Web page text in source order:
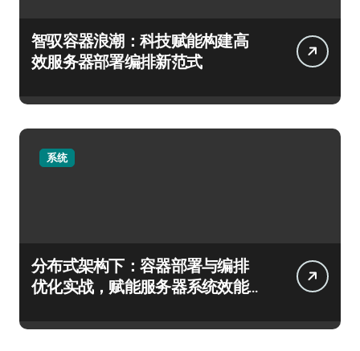
智驭容器浪潮：科技赋能构建高
效服务器部署编排新范式
系统
分布式架构下：容器部署与编排
优化实战，赋能服务器系统效能